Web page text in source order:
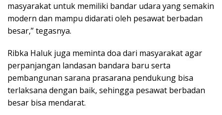
masyarakat untuk memiliki bandar udara yang semakin
modern dan mampu didarati oleh pesawat berbadan
besar,” tegasnya.
Ribka Haluk juga meminta doa dari masyarakat agar
perpanjangan landasan bandara baru serta
pembangunan sarana prasarana pendukung bisa
terlaksana dengan baik, sehingga pesawat berbadan
besar bisa mendarat.